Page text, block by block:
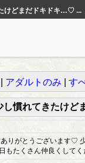
けどまだドキドキ…♡ ...
アダルトのみ す
し慣れてきたけ
りがとうございます♡
もたくさん仲良くして